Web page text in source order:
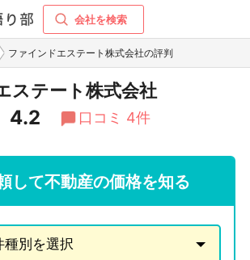
会社を検索
ファインドエステート株式会社の評判
ステート株式会社
4.2 口コミ 4件
して不動産の価格を知る